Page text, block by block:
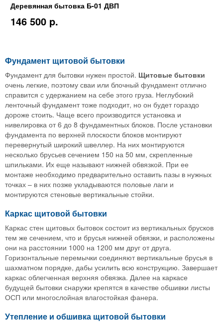
Деревянная бытовка Б-01 ДВП
146 500 p.
Фундамент щитовой бытовки
Фундамент для бытовки нужен простой. Щитовые бытовки
очень легкие, поэтому сваи или блочный фундамент отлично
справится с удержанием на себе этого груза. Неглубокий
ленточный фундамент тоже подходит, но он будет гораздо
дороже стоить. Чаще всего производится установка и
нивелировка от 6 до 8 фундаментных блоков. После установки
фундамента по верхней плоскости блоков монтируют
перевернутый широкий швеллер. На них монтируются
несколько брусьев сечением 150 на 50 мм, скрепленные
шпильками. Их еще называют нижней обвязкой. При ее
монтаже необходимо предварительно оставить пазы в нужных
точках – в них позже укладываются половые лаги и
монтируются стеновые вертикальные стойки.
Каркас щитовой бытовки
Каркас стен щитовых бытовок состоит из вертикальных брусков
тем же сечением, что и брусья нижней обвязки, и расположены
они на расстоянии 1000 на 1200 мм друг от друга.
Горизонтальные перемычки соединяют вертикальные брусья в
шахматном порядке, дабы усилить всю конструкцию. Завершает
каркас облегченная верхняя обвязка. Далее на каркасе
будущей бытовки снаружи крепятся в качестве обшивки листы
ОСП или многослойная влагостойкая фанера.
Утепление и обшивка щитовой бытовки